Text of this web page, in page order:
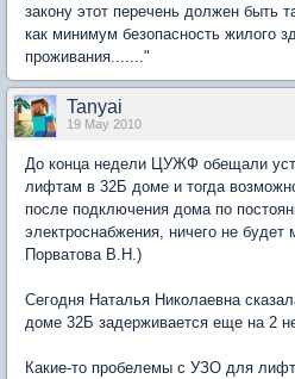
закону этот перечень должен быть
как минимум безопасность жилого
проживания......."
Tanyai
19 May 2010
До конца недели ЦУЖФ обещали
лифтам в 32Б доме и тогда
после подключения дома по
электроснабжения, ничего не
Порватова В.Н.)
Сегодня Наталья Николаевна
доме 32Б задерживается еще на 2
Какие-то пробелемы с УЗО для